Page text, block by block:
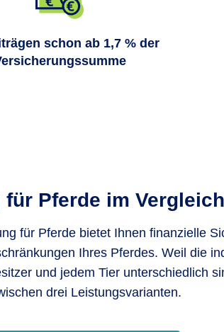
schon ab 1,7 % der
Pferde im
für Pferde bietet Ihnen finanzielle
Ihres Pferdes. Weil die
und jedem Tier unterschiedlich
drei Leistungsvarianten.